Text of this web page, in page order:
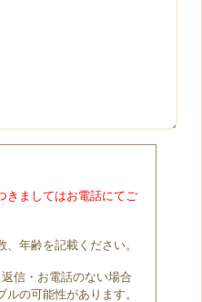
きましてはお電話にてご
年齢を記載ください。
信・お電話のない場合
の可能性があります。